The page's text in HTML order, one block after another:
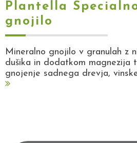
Plantella
gnojilo
Mineralno gnojilo v granulah z
dušika in dodatkom magnezija
gnojenje sadnega drevja,